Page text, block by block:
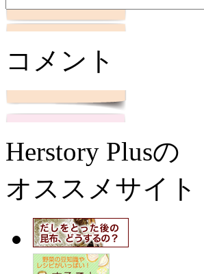
コメント
Herstory Plusの
オススメサイト